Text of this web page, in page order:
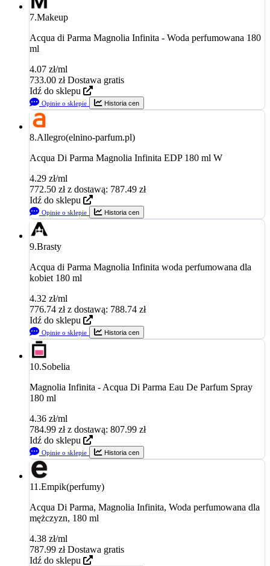
7.Makeup
Acqua di Parma Magnolia Infinita - Woda perfumowana 180
ml
4.07 zł/ml
733.00 zł Dostawa gratis
Idź do sklepu
Opinie o sklepie Historia cen
8.Allegro(elnino-parfum.pl)
Acqua Di Parma Magnolia Infinita EDP 180 ml W
4.29 zł/ml
772.50 zł z dostawą: 787.49 zł
Idź do sklepu
Opinie o sklepie Historia cen
9.Brasty
Acqua di Parma Magnolia Infinita woda perfumowana dla
kobiet 180 ml
4.32 zł/ml
776.74 zł z dostawą: 788.74 zł
Idź do sklepu
Opinie o sklepie Historia cen
10.Sobelia
Magnolia Infinita - Acqua Di Parma Eau De Parfum Spray
180 ml
4.36 zł/ml
784.99 zł z dostawą: 807.99 zł
Idź do sklepu
Opinie o sklepie Historia cen
11.Empik(perfumy)
Acqua Di Parma, Magnolia Infinita, Woda perfumowana dla
mężczyzn, 180 ml
4.38 zł/ml
787.99 zł Dostawa gratis
Idź do sklepu